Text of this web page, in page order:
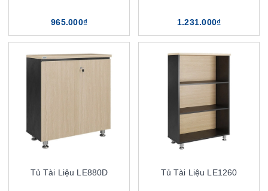
965.000₫ 1.231.000₫
Tủ Tài Liệu LE880D Tủ Tài Liệu LE1260